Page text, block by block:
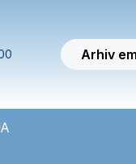
Arhiv